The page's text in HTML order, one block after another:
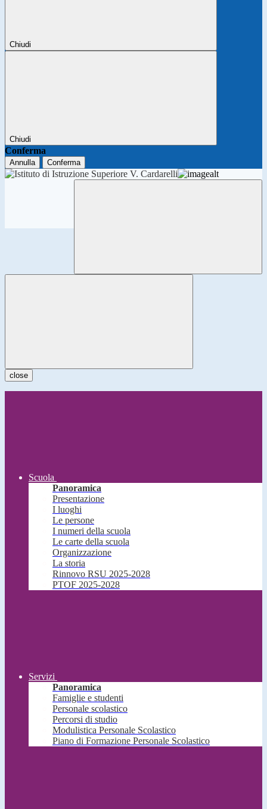
Chiudi
Chiudi
Conferma
Annulla Conferma
close
Scuola
Panoramica
Presentazione
I luoghi
Le persone
I numeri della scuola
Le carte della scuola
Organizzazione
La storia
Rinnovo RSU 2025-2028
PTOF 2025-2028
Servizi
Panoramica
Famiglie e studenti
Personale scolastico
Percorsi di studio
Modulistica Personale Scolastico
Piano di Formazione Personale Scolastico